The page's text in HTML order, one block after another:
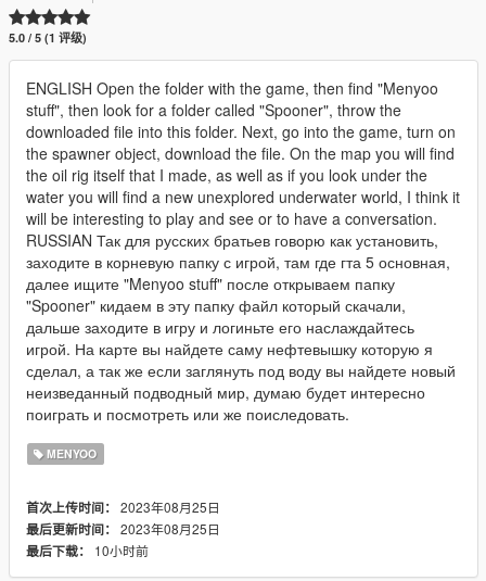
5.0 / 5 (1 评级)
ENGLISH Open the folder with the game, then find "Menyoo
stuff", then look for a folder called "Spooner", throw the
downloaded file into this folder. Next, go into the game, turn on
the spawner object, download the file. On the map you will find
the oil rig itself that I made, as well as if you look under the
water you will find a new unexplored underwater world, I think it
will be interesting to play and see or to have a conversation.
RUSSIAN Так для русских братьев говорю как установить,
заходите в корневую папку с игрой, там где гта 5 основная,
далее ищите "Menyoo stuff" после открываем папку
"Spooner" кидаем в эту папку файл который скачали,
дальше заходите в игру и логиньте его наслаждайтесь
игрой. На карте вы найдете саму нефтевышку которую я
сделал, а так же если заглянуть под воду вы найдете новый
неизведанный подводный мир, думаю будет интересно
поиграть и посмотреть или же поиследовать.
MENYOO
首次上传时间： 2023年08月25日
最后更新时间： 2023年08月25日
最后下载：
10小时前